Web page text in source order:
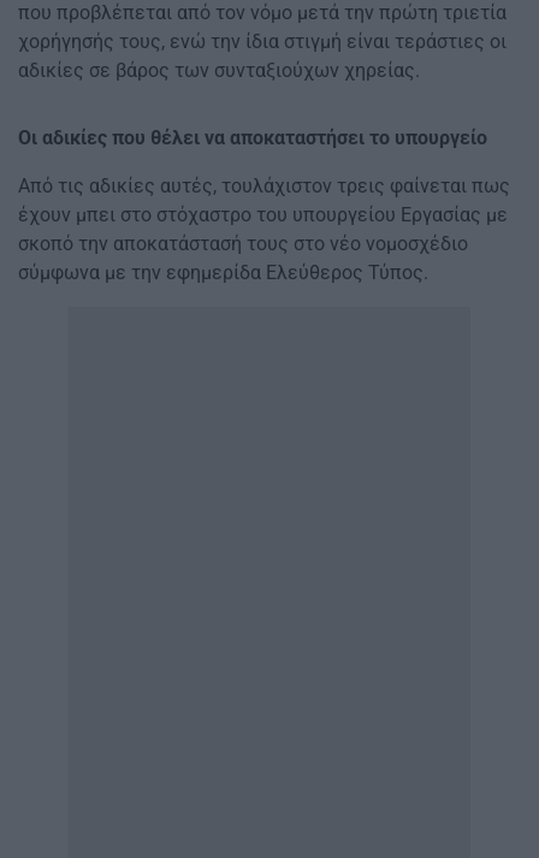
που προβλέπεται από τον νόμο μετά την πρώτη τριετία
χορήγησής τους, ενώ την ίδια στιγμή είναι τεράστιες οι
αδικίες σε βάρος των συνταξιούχων χηρείας.
Οι αδικίες που θέλει να αποκαταστήσει το υπουργείο
Από τις αδικίες αυτές, τουλάχιστον τρεις φαίνεται πως
έχουν μπει στο στόχαστρο του υπουργείου Εργασίας με
σκοπό την αποκατάστασή τους στο νέο νομοσχέδιο
σύμφωνα με την εφημερίδα Ελεύθερος Τύπος.